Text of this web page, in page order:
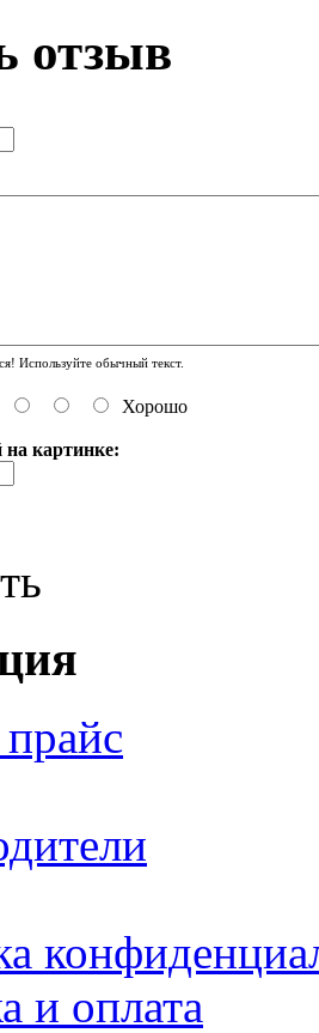
отзыв
Используйте обычный текст.
Хорошо
на картинке:
прайс
и оплата